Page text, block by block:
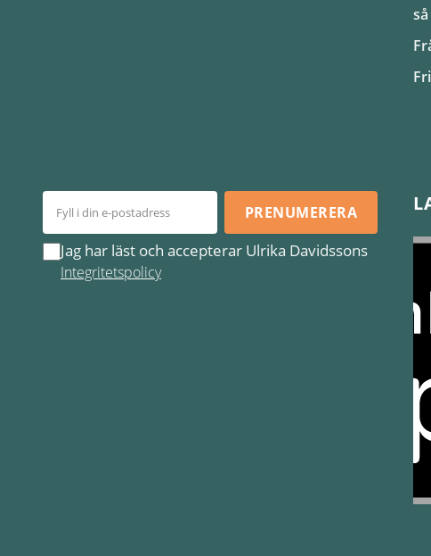
PRENUMERERA
Jag har läst och accepterar Ulrika Davidssons
Integritetspolicy